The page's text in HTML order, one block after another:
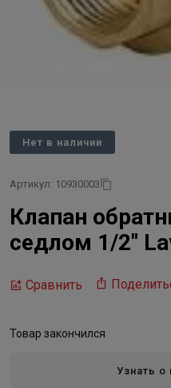
Нет в наличии
Артикул: 10930003
Клапан
седлом 1/2"
Сравнить
Товар закончился
Узнать о